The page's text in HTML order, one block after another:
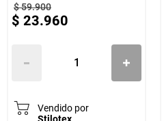
$59.900
$ 23.960
Vendido por
Stilotex